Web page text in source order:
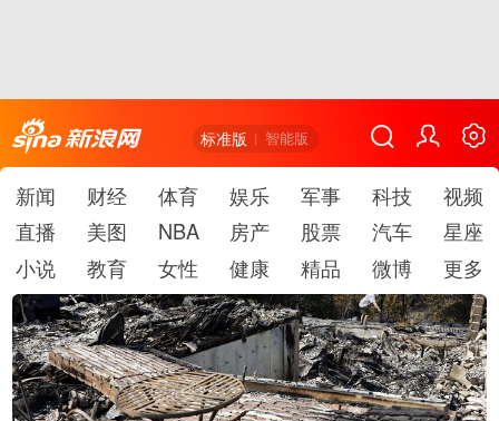
标准版 智能版
新闻 财经 体育 娱乐 军事 科技
视频
直播
美图 NBA 房产 股票 汽车
星座
小说
教育 女性 健康 精品 微博 更多